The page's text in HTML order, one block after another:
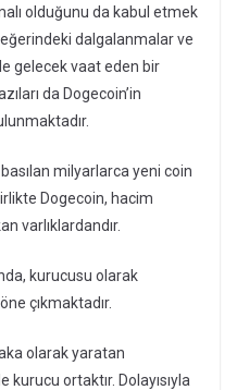
olduğunu da kabul etmek
dalgalanmalar ve
gelecek vaat eden bir
da Dogecoin’in
milyarlarca yeni coin
Dogecoin, hacim
varlıklardandır.
kurucusu olarak
çıkmaktadır.
olarak yaratan
ortaktır. Dolayısıyla